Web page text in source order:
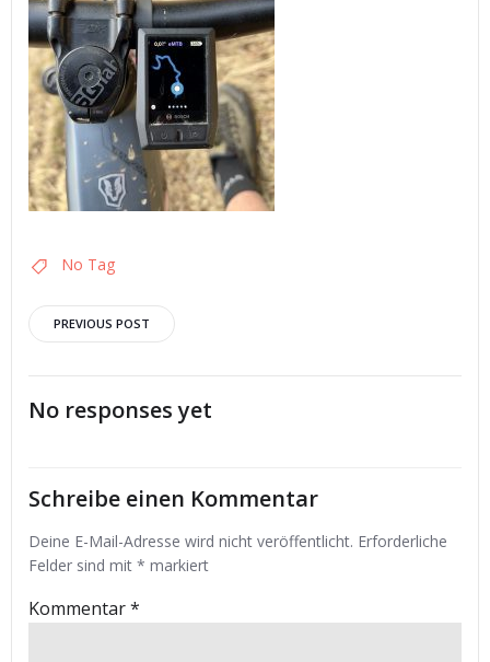
No Tag
Post
navigation
PREVIOUS POST
No responses yet
Schreibe einen Kommentar
Deine E-Mail-Adresse wird nicht veröffentlicht. Erforderliche
Felder sind mit * markiert
Kommentar*